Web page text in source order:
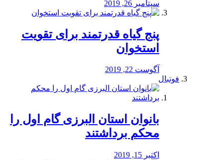
سپتامبر 26, 2019
پنج گیاه قدرتمند برای تقویت
استخوان
آگوست 22, 2019
فوتبال
بانوان استان البرزی گام اول را
محكم برداشتند
اکتبر 15, 2019